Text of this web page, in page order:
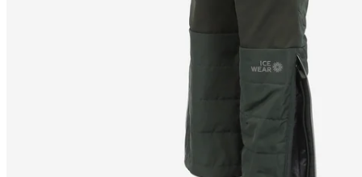
Isolierte Schneehose
aus Wolle für Kinder